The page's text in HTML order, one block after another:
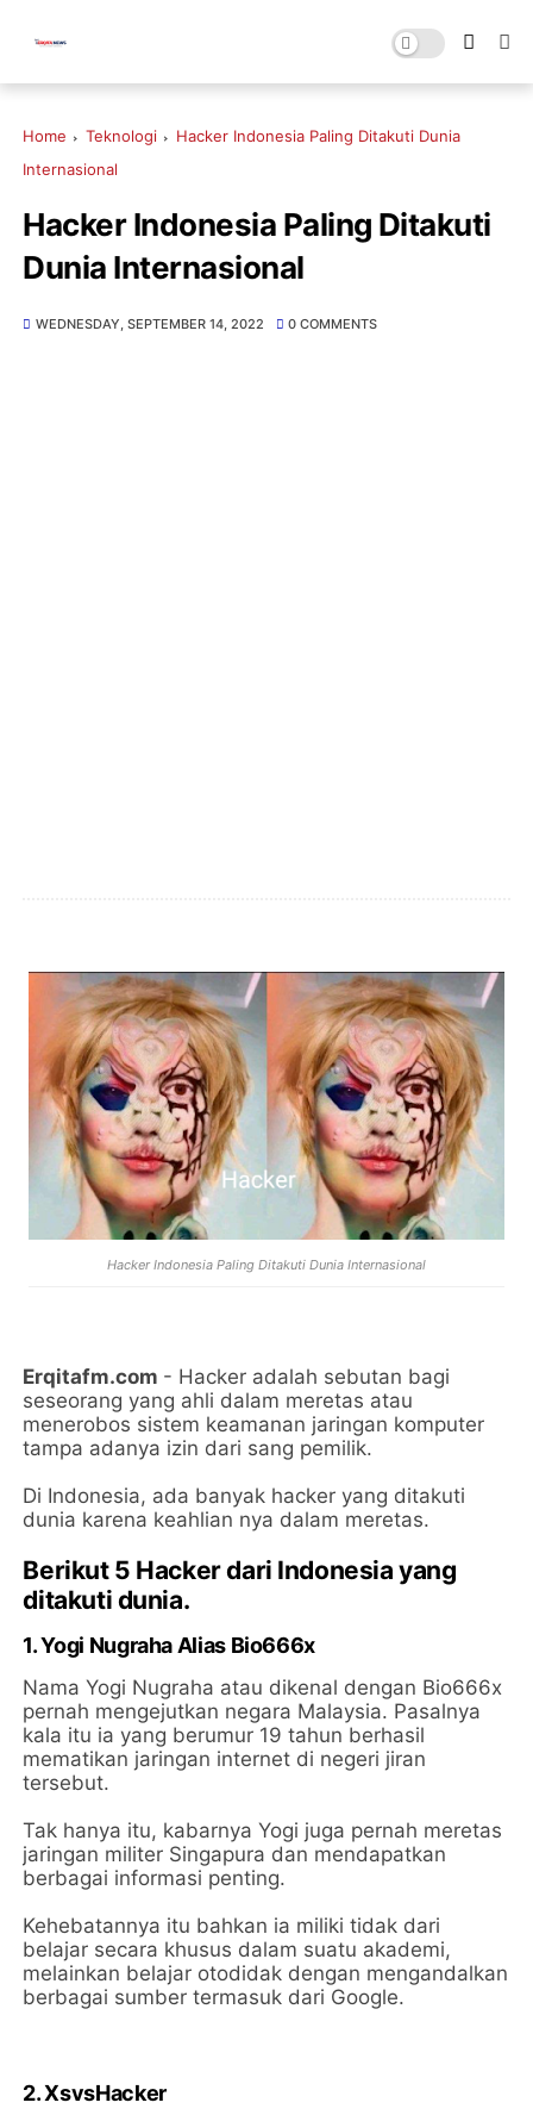
Home Teknologi
Hacker Indonesia Paling Ditakuti Dunia
Internasional
Hacker Indonesia Paling Ditakuti
Dunia Internasional
WEDNESDAY, SEPTEMBER 14, 2022 0 COMMENTS
Hacker Indonesia Paling Ditakuti Dunia Internasional
Erqitafm.com - Hacker adalah sebutan bagi
seseorang yang ahli dalam meretas atau
menerobos sistem keamanan jaringan komputer
tampa adanya izin dari sang pemilik.
Di Indonesia, ada banyak hacker yang ditakuti
dunia karena keahlian nya dalam meretas.
Berikut 5 Hacker dari Indonesia yang
ditakuti dunia.
1. Yogi Nugraha Alias Bio666x
Nama Yogi Nugraha atau dikenal dengan Bio666x
pernah mengejutkan negara Malaysia. Pasalnya
kala itu ia yang berumur 19 tahun berhasil
mematikan jaringan internet di negeri jiran
tersebut.
Tak hanya itu, kabarnya Yogi juga pernah meretas
jaringan militer Singapura dan mendapatkan
berbagai informasi penting.
Kehebatannya itu bahkan ia miliki tidak dari
belajar secara khusus dalam suatu akademi,
melainkan belajar otodidak dengan mengandalkan
berbagai sumber termasuk dari Google.
2. XsvsHacker